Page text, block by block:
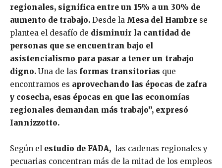
regionales, significa entre un 15% a un 30% de
aumento de trabajo. Desde la Mesa del Hambre se
plantea el desafío de disminuir la cantidad de
personas que se encuentran bajo el
asistencialismo para pasar a tener un trabajo
digno. Una de las formas transitorias que
encontramos es aprovechando las épocas de zafra
y cosecha, esas épocas en que las economías
regionales demandan más trabajo”, expresó
Iannizzotto.
Según el estudio de FADA, las cadenas regionales y
pecuarias concentran más de la mitad de los empleos